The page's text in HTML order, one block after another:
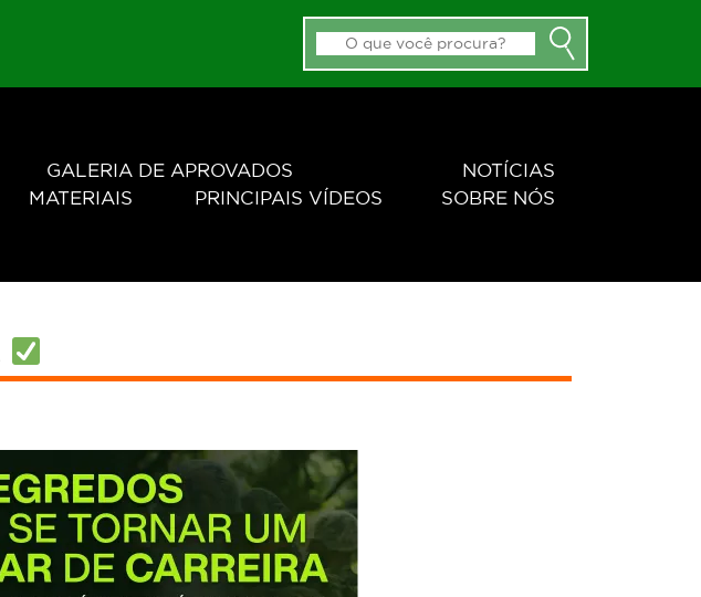
GALERIA DE APROVADOS
NOTÍCIAS
MATERIAIS PRINCIPAIS VÍDEOS SOBRE NÓS